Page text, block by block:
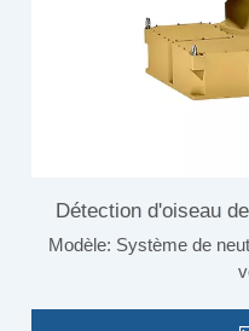
Détection d'oiseau
d'EOD de
Modèle: Système de